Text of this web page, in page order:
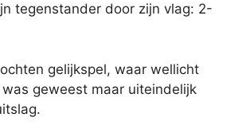
tegenstander door zijn vlag: 2-
gelijkspel, waar wellicht
geweest maar uiteindelijk